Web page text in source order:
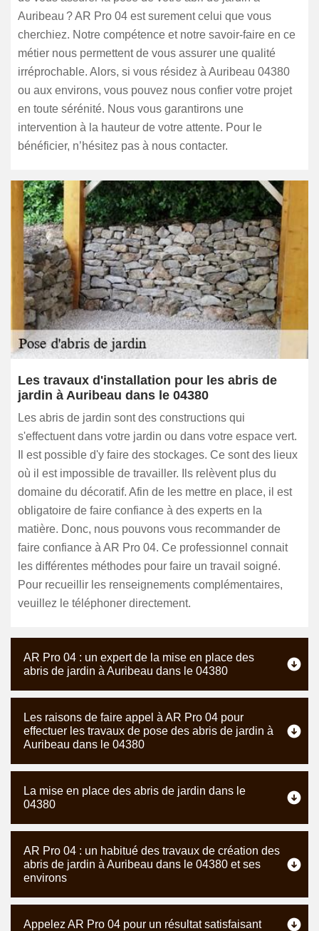
Auribeau ? AR Pro 04 est surement celui que vous
cherchiez. Notre compétence et notre savoir-faire en ce
métier nous permettent de vous assurer une qualité
irréprochable. Alors, si vous résidez à Auribeau 04380
ou aux environs, vous pouvez nous confier votre projet
en toute sérénité. Nous vous garantirons une
intervention à la hauteur de votre attente. Pour le
bénéficier, n’hésitez pas à nous contacter.
Les travaux d'installation pour les abris de
jardin à Auribeau dans le 04380
Les abris de jardin sont des constructions qui
s'effectuent dans votre jardin ou dans votre espace vert.
Il est possible d'y faire des stockages. Ce sont des lieux
où il est impossible de travailler. Ils relèvent plus du
domaine du décoratif. Afin de les mettre en place, il est
obligatoire de faire confiance à des experts en la
matière. Donc, nous pouvons vous recommander de
faire confiance à AR Pro 04. Ce professionnel connait
les différentes méthodes pour faire un travail soigné.
Pour recueillir les renseignements complémentaires,
veuillez le téléphoner directement.
AR Pro 04 : un expert de la mise en place des
abris de jardin à Auribeau dans le 04380
Les raisons de faire appel à AR Pro 04 pour
effectuer les travaux de pose des abris de jardin à
Auribeau dans le 04380
La mise en place des abris de jardin dans le
04380
AR Pro 04 : un habitué des travaux de création des
abris de jardin à Auribeau dans le 04380 et ses
environs
Appelez AR Pro 04 pour un résultat satisfaisant